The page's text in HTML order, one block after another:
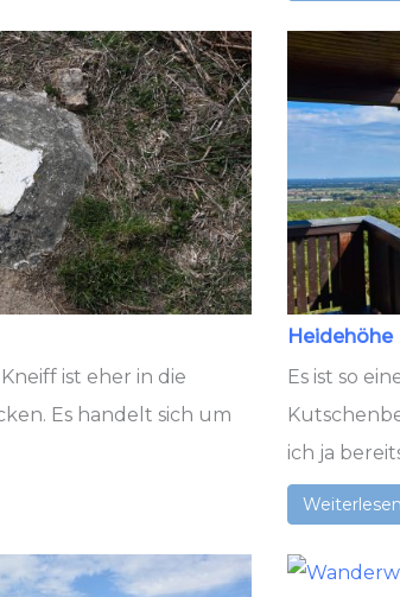
ist eher in die
Es handelt sich um
Heidehöhe
Es ist so
ich ja